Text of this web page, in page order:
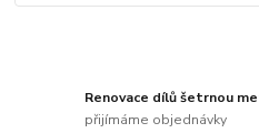
Renovace dílů šetrnou
přijímáme objednávky